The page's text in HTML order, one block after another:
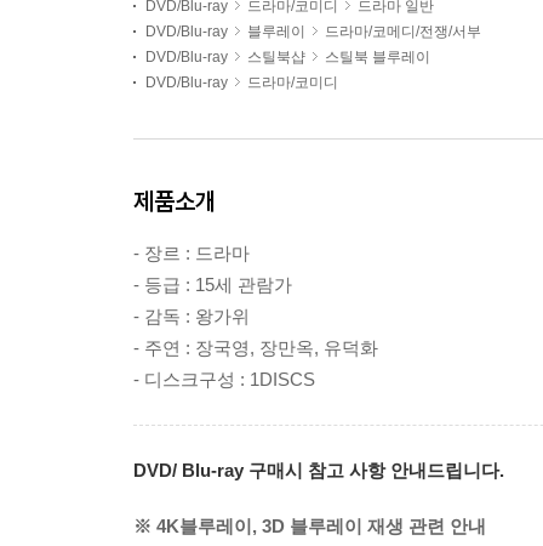
DVD/Blu-ray 드라마/코미디
드라마 일반
DVD/Blu-ray
블루레이
드라마/코메디/전쟁/서부
DVD/Blu-ray
스틸북샵
스틸북 블루레이
DVD/Blu-ray
드라마/코미디
제품소개
- 장르 : 드라마
- 등급 : 15세 관람가
- 감독 : 왕가위
- 주연 : 장국영, 장만옥, 유덕화
- 디스크구성 : 1DISCS
DVD/ Blu-ray 구매시 참고 사항 안내드립니다.
※ 4K블루레이, 3D 블루레이 재생 관련 안내